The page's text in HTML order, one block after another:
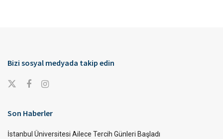
Bizi sosyal medyada takip edin
Son Haberler
İstanbul Üniversitesi Ailece Tercih Günleri Başladı